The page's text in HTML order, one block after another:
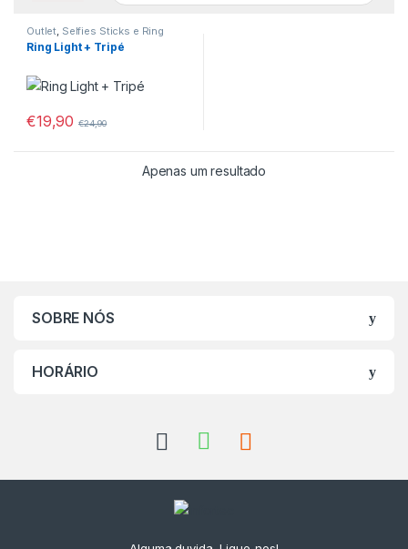
Outlet Selfies Sticks e Ring
Lights,Tecnologia Infantil
Ring Light + Tripé
€19,90 €24,90
Apenas um resultado
SOBRE NÓS
HORÁRIO